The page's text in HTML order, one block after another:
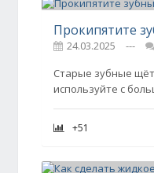
Прокипятите
24.03.2025 ---
Старые зубные
используйте с
+51